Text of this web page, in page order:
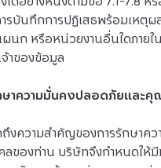
รบันทึกการปฏิเสธพร้อมเหตุผ
ผนก หรือหน่วยงานอื่นใดภาย
าของข้อมูล
ษาความมั่นคงปลอดภัยและ
งความสำคัญของการรักษาค
ของท่าน บริษัทจึงกำหนดให้มี